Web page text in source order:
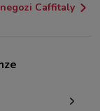
Caffitaly